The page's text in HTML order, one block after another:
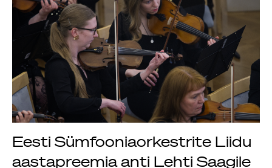
Eesti Sümfooniaorkestrite Liidu
aastapreemia anti Lehti Saagile